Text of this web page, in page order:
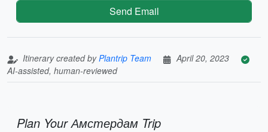
Send Email
Itinerary created byPlantrip Team
April 20, 2023
AI-assisted, human-reviewed
Plan Your Амстердам Trip